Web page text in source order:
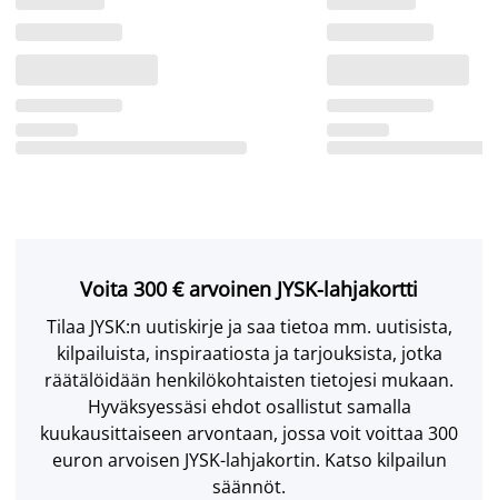
Voita 300 € arvoinen JYSK-lahjakortti
Tilaa JYSK:n uutiskirje ja saa tietoa mm. uutisista,
kilpailuista, inspiraatiosta ja tarjouksista, jotka
räätälöidään henkilökohtaisten tietojesi mukaan.
Hyväksyessäsi ehdot osallistut samalla
kuukausittaiseen arvontaan, jossa voit voittaa 300
euron arvoisen JYSK-lahjakortin. Katso kilpailun
säännöt.